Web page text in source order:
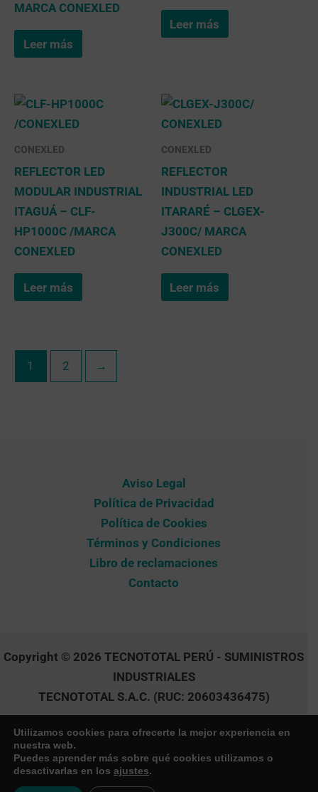
MARCA CONEXLED
Leer más
Leer más
CONEXLED
REFLECTOR LED
MODULAR INDUSTRIAL
ITAGUÁ – CLF-
HP1000C /MARCA
CONEXLED
Leer más
CONEXLED
REFLECTOR
INDUSTRIAL LED
ITARARÉ – CLGEX-
J300C/ MARCA
CONEXLED
Leer más
1 2 →
Aviso Legal
Política de Privacidad
Política de Cookies
Términos y Condiciones
Libro de reclamaciones
Contacto
Copyright © 2026 TECNOTOTAL PERÚ - SUMINISTROS
INDUSTRIALES
TECNOTOTAL S.A.C. (RUC: 20603436475)
Utilizamos cookies para ofrecerte la mejor experiencia en
nuestra web.
Puedes aprender más sobre qué cookies utilizamos o
desactivarlas en los ajustes.